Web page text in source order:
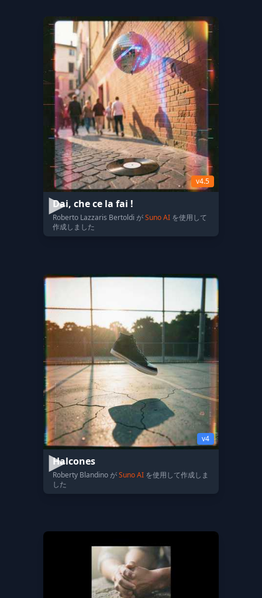
v4.5
Dai, che ce la fai !
Roberto Lazzaris Bertoldi がSuno AI を使用して
作成しました
v4
Halcones
Roberty Blandino がSuno AI を使用して作成しま
した